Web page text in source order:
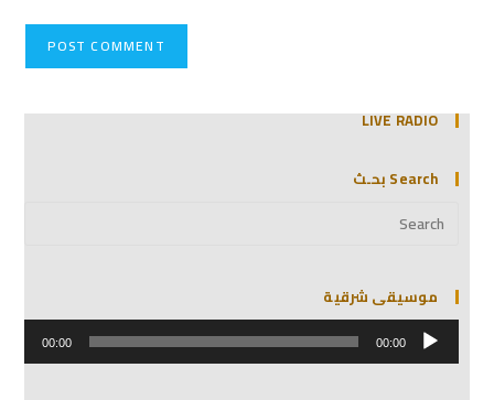
LIVE RADIO
Search بحـث
موسيقى شرقية
مشغل
الصوت 00:00
00:00